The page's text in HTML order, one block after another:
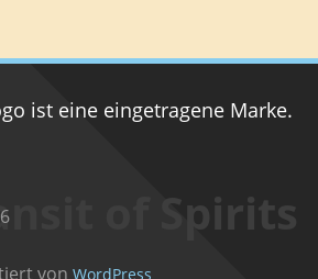
ist eine eingetragene Marke.
of Spirits
von WordPress